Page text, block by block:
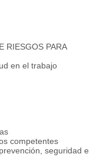
RIESGOS PARA
en el trabajo
competentes
seguridad e